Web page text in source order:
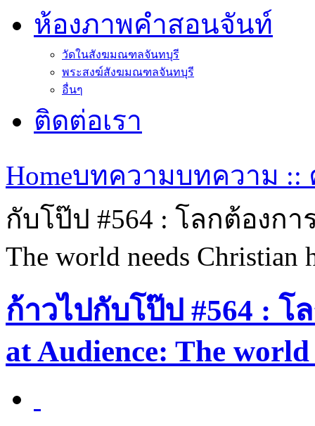
ห้องภาพคำสอนจันท์
วัดในสังฆมณฑลจันทบุรี
พระสงฆ์สังฆมณฑลจันทบุรี
อื่นๆ
ติดต่อเรา
Homeบทความบทความ
กับโป๊ป #564 : โลกต้องกา
The world needs Christian
ก้าวไปกับโป๊ป #564 :
at Audience: The